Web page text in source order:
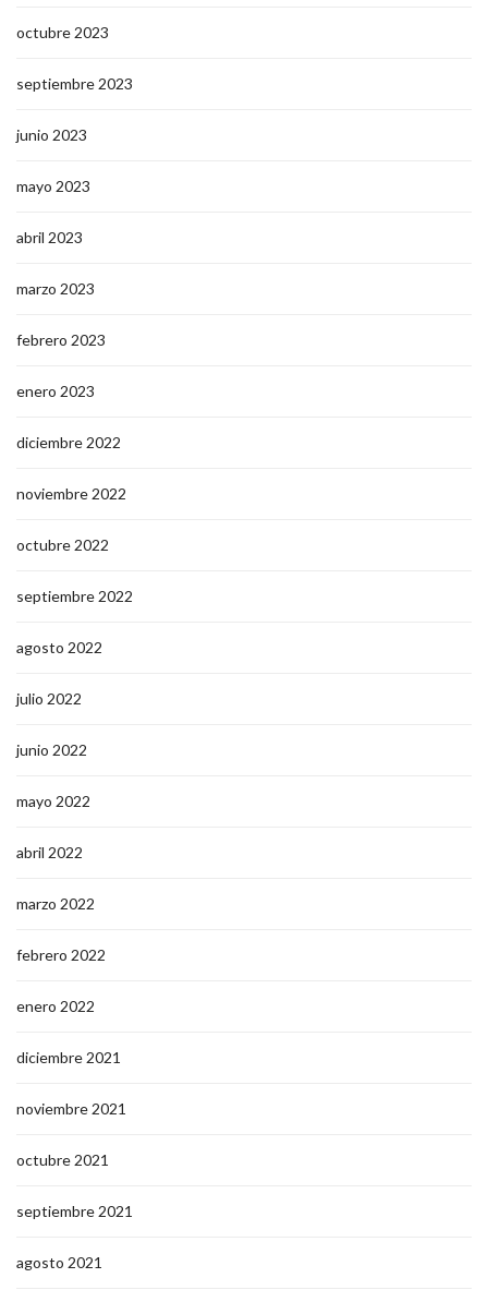
octubre 2023
septiembre 2023
junio 2023
mayo 2023
abril 2023
marzo 2023
febrero 2023
enero 2023
diciembre 2022
noviembre 2022
octubre 2022
septiembre 2022
agosto 2022
julio 2022
junio 2022
mayo 2022
abril 2022
marzo 2022
febrero 2022
enero 2022
diciembre 2021
noviembre 2021
octubre 2021
septiembre 2021
agosto 2021